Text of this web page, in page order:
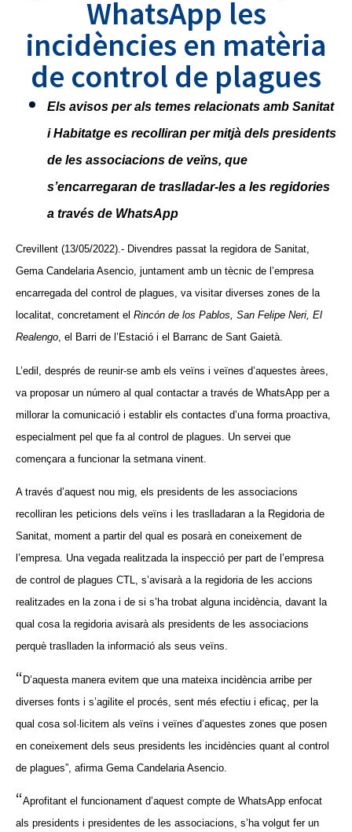
WhatsApp les
incidències en matèria
de control de plagues
Els avisos per als temes relacionats amb Sanitat
i Habitatge es recolliran per mitjà dels presidents
de les associacions de veïns, que
s’encarregaran de traslladar-les a les regidories
a través de WhatsApp
Crevillent (13/05/2022).- Divendres passat la regidora de Sanitat,
Gema Candelaria Asencio, juntament amb un tècnic de l’empresa
encarregada del control de plagues, va visitar diverses zones de la
localitat, concretament el Rincón de los Pablos, San Felipe Neri, El
Realengo, el Barri de l’Estació i el Barranc de Sant Gaietà.
L’edil, després de reunir-se amb els veïns i veïnes d’aquestes àrees,
va proposar un número al qual contactar a través de WhatsApp per a
millorar la comunicació i establir els contactes d’una forma proactiva,
especialment pel que fa al control de plagues. Un servei que
començara a funcionar la setmana vinent.
A través d’aquest nou mig, els presidents de les associacions
recolliran les peticions dels veïns i les traslladaran a la Regidoria de
Sanitat, moment a partir del qual es posarà en coneixement de
l’empresa. Una vegada realitzada la inspecció per part de l’empresa
de control de plagues CTL, s’avisarà a la regidoria de les accions
realitzades en la zona i de si s’ha trobat alguna incidència, davant la
qual cosa la regidoria avisarà als presidents de les associacions
perquè traslladen la informació als seus veïns.
“D’aquesta manera evitem que una mateixa incidència arribe per
diverses fonts i s’agilite el procés, sent més efectiu i eficaç, per la
qual cosa sol·licitem als veïns i veïnes d’aquestes zones que posen
en coneixement dels seus presidents les incidències quant al control
de plagues”, afirma Gema Candelaria Asencio.
“Aprofitant el funcionament d’aquest compte de WhatsApp enfocat
als presidents i presidentes de les associacions, s’ha volgut fer un